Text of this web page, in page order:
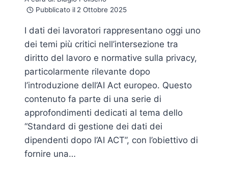
Pubblicato il 2 Ottobre 2025
I dati dei lavoratori rappresentano oggi uno
dei temi più critici nell’intersezione tra
diritto del lavoro e normative sulla privacy,
particolarmente rilevante dopo
l’introduzione dell’AI Act europeo. Questo
contenuto fa parte di una serie di
approfondimenti dedicati al tema dello
“Standard di gestione dei dati dei
dipendenti dopo l’AI ACT”, con l’obiettivo di
fornire una…